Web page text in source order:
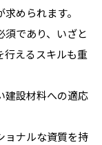
められます。
須であり、いざと
行えるスキルも重
建設材料への適応
ョナルな資質を持